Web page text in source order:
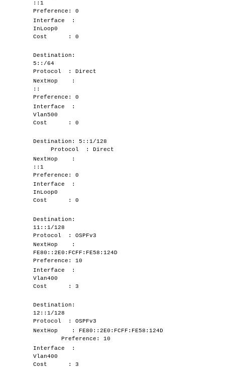
::1
Preference: 0
Interface :
InLoop0
Cost : 0
Destination:
5::/64
Protocol : Direct
NextHop :
::
Preference: 0
Interface :
Vlan500
Cost : 0
Destination: 5::1/128
Protocol : Direct
NextHop :
::1
Preference: 0
Interface :
InLoop0
Cost : 0
Destination:
11::1/128
Protocol : OSPFv3
NextHop :
FE80::2E0:FCFF:FE58:124D
Preference: 10
Interface :
Vlan400
Cost : 3
Destination:
12::1/128
Protocol : OSPFv3
NextHop : FE80::2E0:FCFF:FE58:124D
Preference: 10
Interface :
Vlan400
Cost : 3